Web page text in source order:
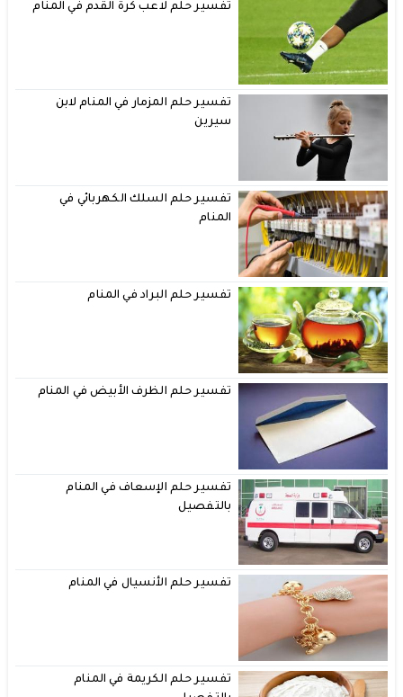
تفسير حلم لاعب كرة القدم في المنام
تفسير حلم المزمار في المنام لابن
سيرين
تفسير حلم السلك الكهربائي في
المنام
تفسير حلم البراد في المنام
تفسير حلم الظرف الأبيض في المنام
تفسير حلم الإسعاف في المنام
بالتفصيل
تفسير حلم الأنسيال في المنام
تفسير حلم الكريمة في المنام